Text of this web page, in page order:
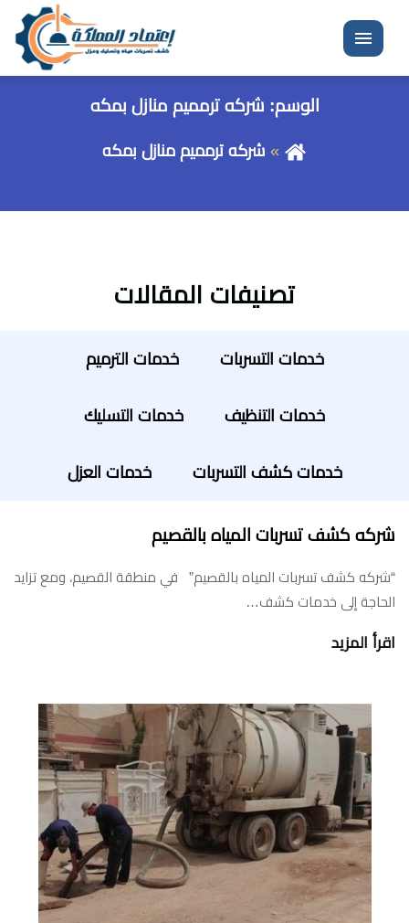
القائمة
الوسم: شركه ترمميم منازل بمكه
شركه ترمميم منازل بمكه
تصنيفات المقالات
خدمات التسربات خدمات الترميم
خدمات التنظيف خدمات التسليك
خدمات كشف التسربات خدمات العزل
شركه كشف تسربات المياه بالقصيم
“شركه كشف تسربات المياه بالقصيم” في منطقة القصيم، ومع تزايد
الحاجة إلى خدمات كشف…
اقرأ المزيد